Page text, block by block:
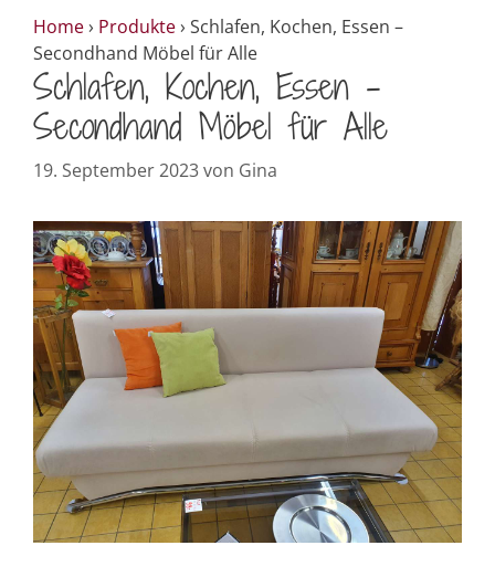
Home› Produkte› Schlafen, Kochen, Essen –
Secondhand Möbel für Alle
Schlafen, Kochen, Essen –
Secondhand Möbel für Alle
19. September 2023von Gina